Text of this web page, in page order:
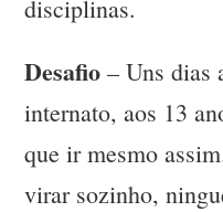
disciplinas.
Desafio – Uns dias
internato, aos 13
que ir mesmo
virar sozinho,